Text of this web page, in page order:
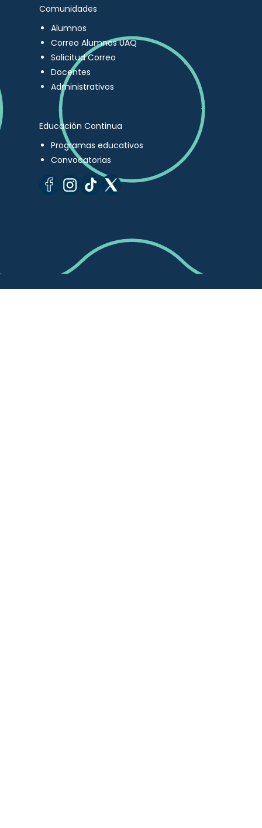
Comunidades
Alumnos
Correo Alumnos UAQ
Solicitud Correo
Docentes
Administrativos
Educación Continua
Programas educativos
Convocatorias